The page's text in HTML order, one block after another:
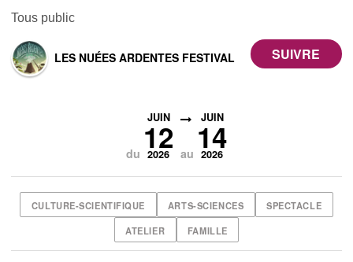
Tous public
LES NUÉES ARDENTES FESTIVAL
du
JUIN
12
2026 au
JUIN
14
2026
CULTURE-SCIENTIFIQUE ARTS-SCIENCES SPECTACLE
ATELIER FAMILLE